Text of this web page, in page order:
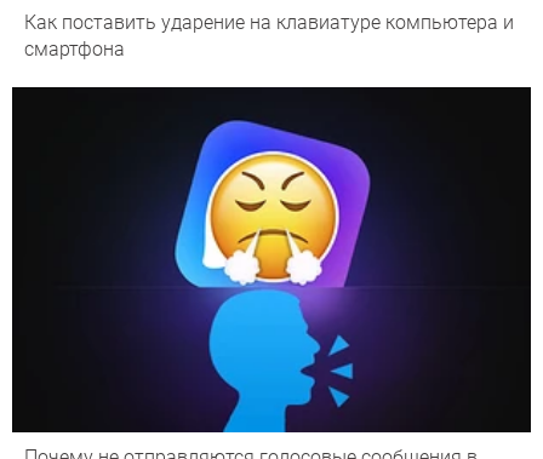
Как поставить ударение на клавиатуре компьютера и
смартфона